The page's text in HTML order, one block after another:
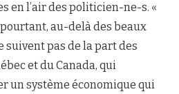
en l’air des politicien-ne-s. «
au-delà des beaux
suivent pas de la part des
et du Canada, qui
un système économique qui